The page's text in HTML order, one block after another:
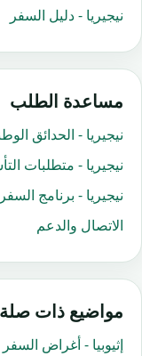
نيجيريا - دليل السفر
مساعدة الطلب
نيجيريا - الحدائق
نيجيريا - متطلبات
نيجيريا - برنامج السفر
الاتصال والدعم
مواضيع ذات صلة
إثيوبيا - أغراض السفر